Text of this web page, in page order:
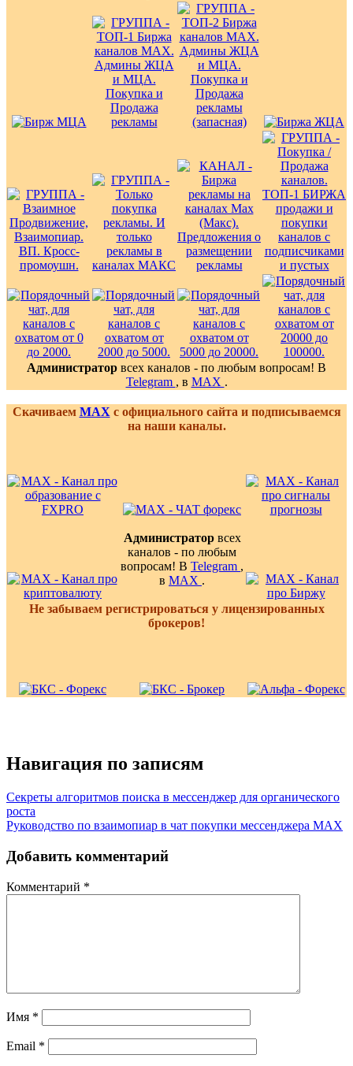
Администратор всех каналов - по любым вопросам! В
Telegram , в MAX .
Скачиваем MAX с официального сайта и подписываемся
на наши каналы.
Администраторвсех
каналов - по любым
вопросам! В Telegram ,
в MAX .
Не забываем регистрироваться у лицензированных
брокеров!
Навигация по записям
Секреты алгоритмов поиска в мессенджер для органического
роста
Руководство по взаимопиар в чат покупки мессенджера MAX
Добавить комментарий
Комментарий *
Имя *
Email *